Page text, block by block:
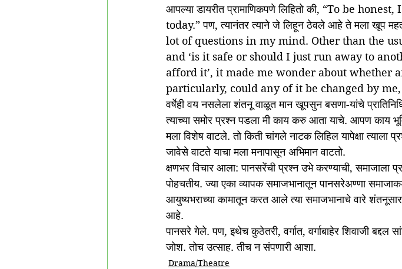
आपल्या डायरीत प्रामाणिकपणे लिहितो की, “To be
today.” पण, त्यानंतर त्याने जे लिहून ठेवले आहे ते मला खूप
lot of questions in my mind. Other than the
and ‘is it safe or should I just run away to
afford it’, it made me wonder about whether
particularly, could any of it be changed by
वर्षेही वय नसलेला शंतनू वाळूत मान खूपसुन बसणा-यांचे
त्याच्या समोर प्रश्न पडला मी काय करु आता याचे. आपण काय
मला विशेष वाटले. तो किती चांगले नाटक लिहिल यापेक्षा
जावेसे वाटते याचा मला मनापासून अभिमान वाटतो.
क्षणभर विचार आला: पानसरेंची प्रश्न उभे करण्याची, समाजाला
पोहचतीय. ज्या एका व्यापक समाजभानातून पानसरेअण्णा
आयुष्यभराच्या कामातून करत आले त्या समाजभानाचे वारे
आहे.
पानसरे गेले. पण, इथेच कुठेतरी, वर्गात, वर्गाबाहेर शिवाजी
जोश. तोच उत्साह. तीच न संपणारी आशा.
Drama/Theatre